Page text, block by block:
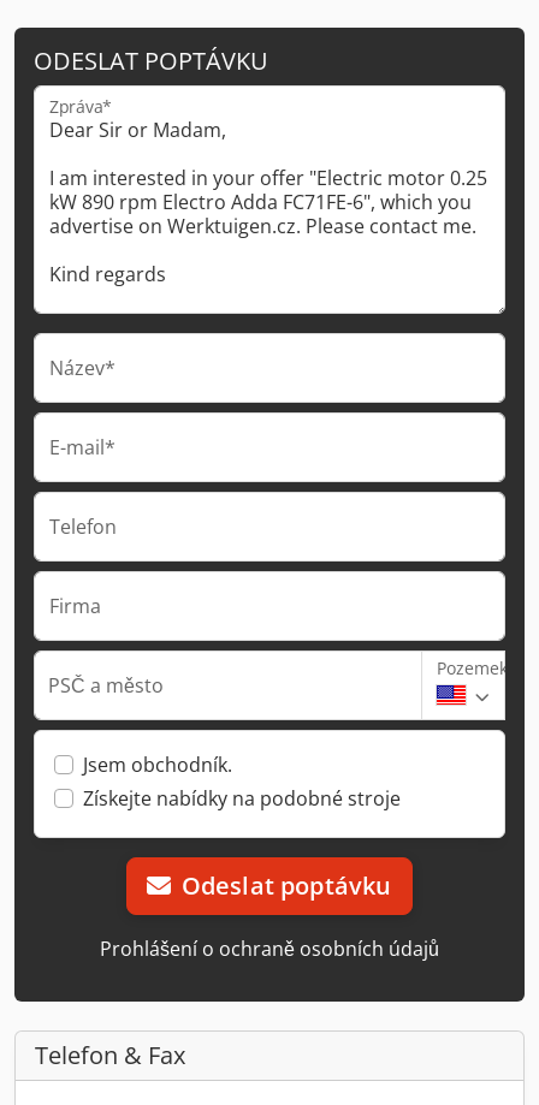
ODESLAT POPTÁVKU
Zpráva*
Název*
E-mail*
Telefon
Firma
PSČ a město
Pozemek
Jsem obchodník.
Získejte nabídky na podobné stroje
Odeslat poptávku
Prohlášení o ochraně osobních údajů
Telefon & Fax